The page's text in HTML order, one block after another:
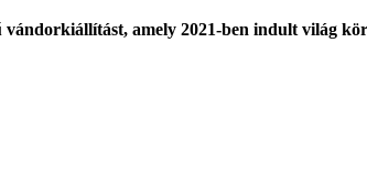
amely 2021-ben indult világ